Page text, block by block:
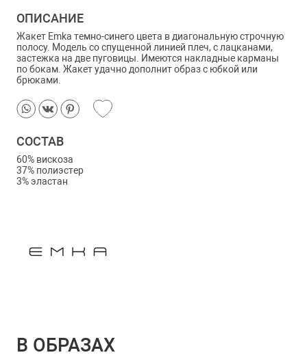
ОПИСАНИЕ
Жакет Emka темно-синего цвета в диагональную строчную
полосу. Модель со спущенной линией плеч, с лацканами,
застежка на две пуговицы. Имеются накладные карманы
по бокам. Жакет удачно дополнит образ с юбкой или
брюками.
СОСТАВ
60% вискоза
37% полиэстер
3% эластан
В ОБРАЗАХ